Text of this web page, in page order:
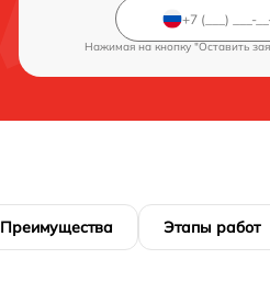
Нажимая на кнопку "Оставить
Преимущества Этапы работ